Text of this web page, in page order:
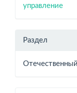
управление
Раздел